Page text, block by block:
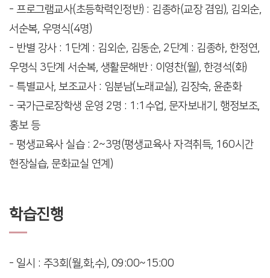
- 프로그램교사(초등학력인정반) : 김종하(교장 겸임), 김외순,
서순복, 우명식(4명)
- 반별 강사 : 1단계 : 김외순, 김동순, 2단계 : 김종하, 한정연,
우명식 3단계 서순복, 생활문해반 : 이영찬(월), 한경석(화)
- 특별교사, 보조교사 : 임분남(노래교실), 김장숙, 윤춘화
- 국가근로장학생 운영 2명 : 1:1수업, 문자보내기, 행정보조,
홍보 등
- 평생교육사 실습 : 2~3명(평생교육사 자격취득, 160시간
현장실습, 문화교실 연계)
학습진행
- 일시 : 주3회(월,화,수), 09:00~15:00